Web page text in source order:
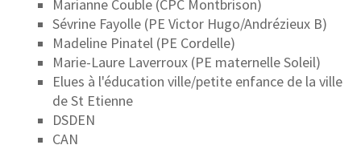
Marianne Couble (CPC Montbrison)
Sévrine Fayolle (PE Victor Hugo/Andrézieux B)
Madeline Pinatel (PE Cordelle)
Marie-Laure Laverroux (PE maternelle Soleil)
Elues à l'éducation ville/petite enfance de la ville
de St Etienne
DSDEN
CAN